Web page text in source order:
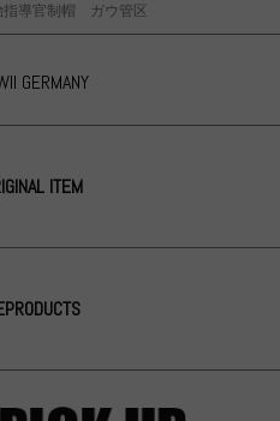
指導官制帽 ガウ管区
GERMANY
ITEM